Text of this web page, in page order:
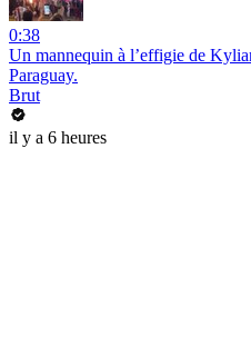
0:38
Un mannequin à l’effigie de
Paraguay.
Brut
il y a 6 heures